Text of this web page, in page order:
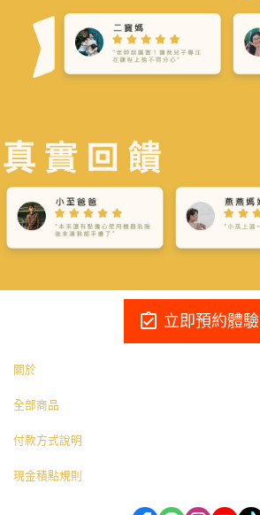
assignment_turned_in 立即預約體驗
關於
全部商品
付款方式說明
現金積點規則